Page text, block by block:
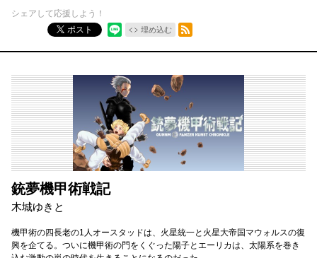
シェアして応援しよう！
ポスト
埋め込む
RSSフィード
銃夢機甲術戦記
木城ゆきと
機甲術の四長老の1人オースタッドは、火星統一と火星大帝国マウォルスの復
興を企てる。ついに機甲術の門をくぐった陽子とエーリカは、太陽系を巻き